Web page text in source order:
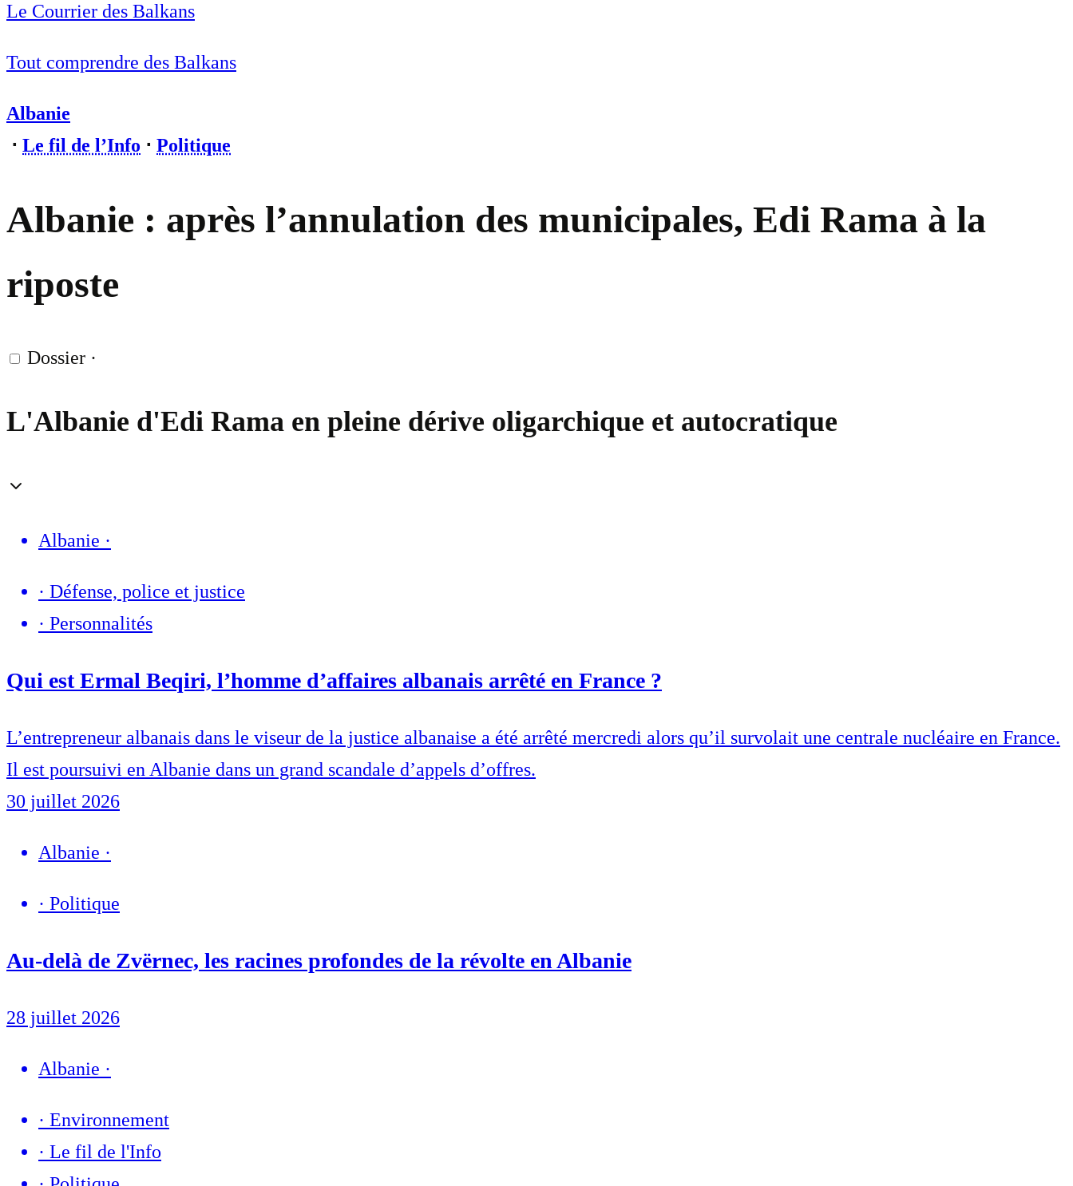
Le Courrier des Balkans
Tout comprendre des Balkans
Albanie
⋅ Le fil de l’Info ⋅ Politique
Albanie : après l’annulation des municipales, Edi Rama à la
riposte
Dossier ·
L'Albanie d'Edi Rama en pleine dérive oligarchique et autocratique
Albanie ·
· Défense, police et justice
· Personnalités
Qui est Ermal Beqiri, l’homme d’affaires albanais arrêté en France ?
L’entrepreneur albanais dans le viseur de la justice albanaise a été arrêté mercredi alors qu’il survolait une centrale nucléaire en France.
Il est poursuivi en Albanie dans un grand scandale d’appels d’offres.
30 juillet 2026
Albanie ·
· Politique
Au-delà de Zvërnec, les racines profondes de la révolte en Albanie
28 juillet 2026
Albanie ·
· Environnement
· Le fil de l'Info